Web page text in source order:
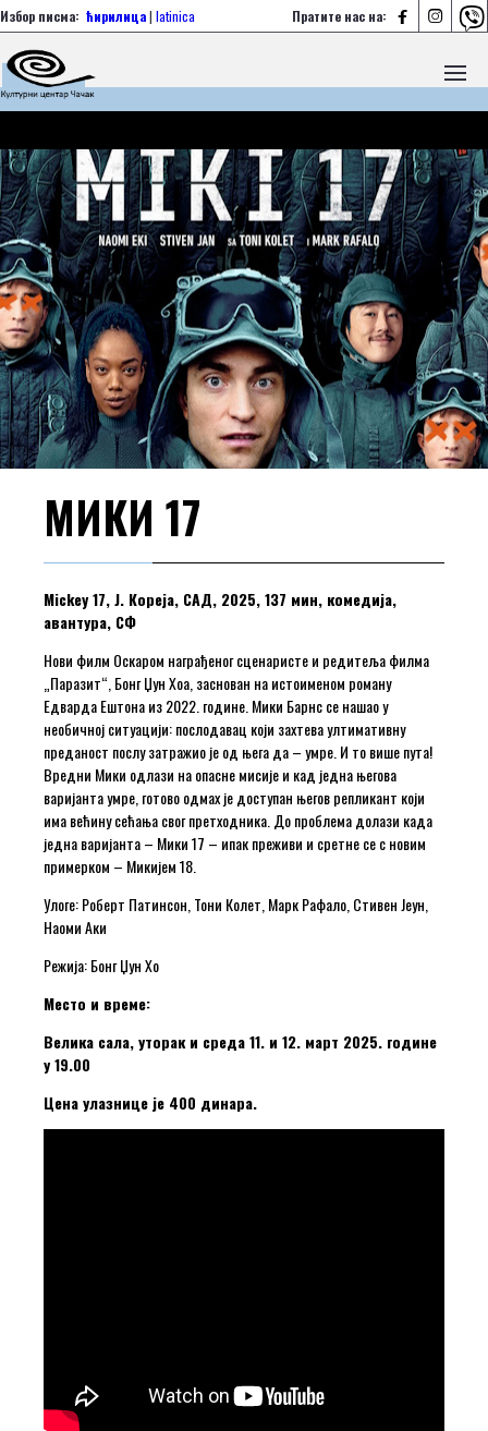
Пратите нас на:   
Избор писма: ћирилица| latinica
МИКИ 17
Mickey 17, Ј. Кореја, САД, 2025, 137 мин, комедија,
авантура, СФ
Нови филм Оскаром награђеног сценаристе и редитеља филма
„Паразит“, Бонг Џун Хоа, заснован на истоименом роману
Едварда Ештона из 2022. године. Мики Барнс се нашао у
необичној ситуацији: послодавац који захтева ултимативну
преданост послу затражио је од њега да – умре. И то више пута!
Вредни Мики одлази на опасне мисије и кад једна његова
варијанта умре, готово одмах је доступан његов репликант који
има већину сећања свог претходника. До проблема долази када
једна варијанта – Мики 17 – ипак преживи и сретне се с новим
примерком – Микијем 18.
Улоге: Роберт Патинсон, Тони Колет, Марк Рафало, Стивен Јеун,
Наоми Аки
Режија: Бонг Џун Хо
Место и време:
Велика сала, уторак и среда 11. и 12. март 2025. године
у 19.00
Цена улазнице је 400 динара.